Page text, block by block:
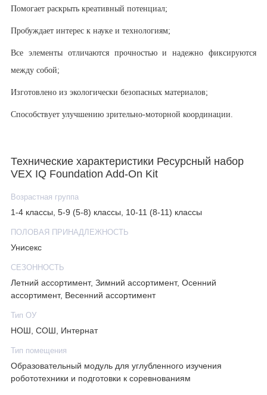
Помогает раскрыть креативный потенциал;
Пробуждает интерес к науке и технологиям;
Все элементы отличаются прочностью и надежно фиксируются
между собой;
Изготовлено из экологически безопасных материалов;
Способствует улучшению зрительно-моторной координации.
Технические характеристики Ресурсный набор
VEX IQ Foundation Add-On Kit
Возрастная группа
1-4 классы, 5-9 (5-8) классы, 10-11 (8-11) классы
ПОЛОВАЯ ПРИНАДЛЕЖНОСТЬ
Унисекс
СЕЗОННОСТЬ
Летний ассортимент, Зимний ассортимент, Осенний
ассортимент, Весенний ассортимент
Тип ОУ
НОШ, СОШ, Интернат
Тип помещения
Образовательный модуль для углубленного изучения
робототехники и подготовки к соревнованиям